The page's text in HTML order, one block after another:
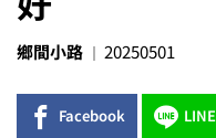
鄉間小路 20250501
Facebook LINE